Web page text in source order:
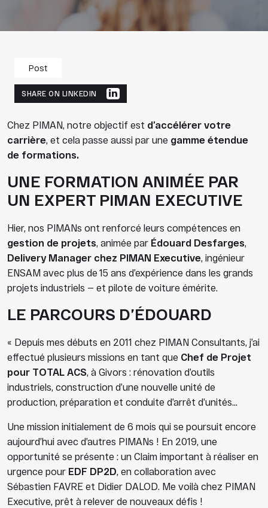
Post
SHARE ON LINKEDIN
Chez PIMAN, notre objectif est d’accélérer votre
carrière, et cela passe aussi par une gamme étendue
de formations.
UNE FORMATION ANIMÉE PAR
UN EXPERT PIMAN EXECUTIVE
Hier, nos PIMANs ont renforcé leurs compétences en
gestion de projets, animée par Édouard Desfarges,
Delivery Manager chez PIMAN Executive, ingénieur
ENSAM avec plus de 15 ans d’expérience dans les grands
projets industriels — et pilote de voiture émérite.
LE PARCOURS D’ÉDOUARD
« Depuis mes débuts en 2011 chez PIMAN Consultants, j’ai
effectué plusieurs missions en tant que Chef de Projet
pour TOTAL ACS, à Givors : rénovation d’outils
industriels, construction d’une nouvelle unité de
production, préparation et conduite d’arrêt d’unités…
Une mission initialement de 6 mois qui se poursuit encore
aujourd’hui avec d’autres PIMANs ! En 2019, une
opportunité se présente : un Claim important à réaliser en
urgence pour EDF DP2D, en collaboration avec
Sébastien FAVRE et Didier DALOD. Me voilà chez PIMAN
Executive, prêt à relever de nouveaux défis !